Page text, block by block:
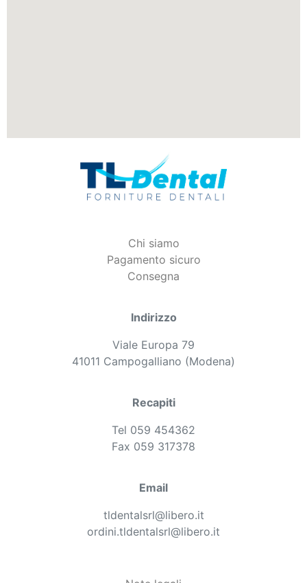
Chi siamo
Pagamento sicuro
Consegna
Indirizzo
Viale Europa 79
41011 Campogalliano (Modena)
Recapiti
Tel 059 454362
Fax 059 317378
Email
tldentalsrl@libero.it
ordini.tldentalsrl@libero.it